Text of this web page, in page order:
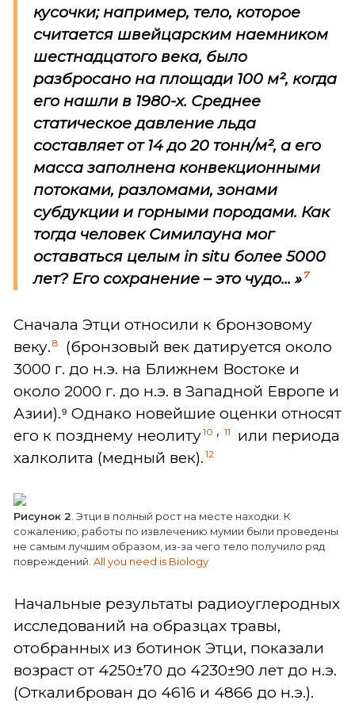
кусочки; например, тело, которое
считается швейцарским наемником
шестнадцатого века, было
разбросано на площади 100 м², когда
его нашли в 1980-х. Среднее
статическое давление льда
составляет от 14 до 20 тонн/м², а его
масса заполнена конвекционными
потоками, разломами, зонами
субдукции и горными породами. Как
тогда человек Симилауна мог
оставаться целым in situ более 5000
лет? Его сохранение – это чудо... » 7
Сначала Этци относили к бронзовому
веку. 8
(бронзовый век датируется около
3000 г. до н.э. на Ближнем Востоке и
около 2000 г. до н.э. в Западной Европе и
Азии).⁹ Однако новейшие оценки относят
его к позднему неолиту10 , 11
или периода
халколита (медный век). 12
Рисунок 2 . Этци в полный рост на месте находки. К
сожалению, работы по извлечению мумии были проведены
не самым лучшим образом, из-за чего тело получило ряд
повреждений. All you need is Biology
Начальные результаты радиоуглеродных
исследований на образцах травы,
отобранных из ботинок Этци, показали
возраст от 4250±70 до 4230±90 лет до н.э.
(Откалиброван до 4616 и 4866 до н.э.).